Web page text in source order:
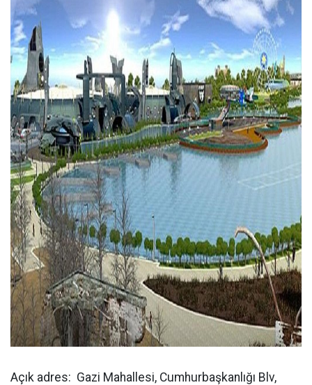
Açık adres: Gazi Mahallesi, Cumhurbaşkanlığı Blv,